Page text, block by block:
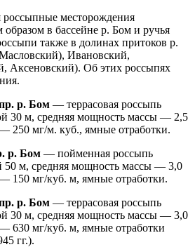
россыпные месторождения
в бассейне р. Бом и ручья
также в долинах притоков р.
Ивановский,
Аксеновский). Об этих россыпях
р. Бом — террасовая россыпь
30 м, средняя мощность массы — 2,5
250 мг/м. куб., ямные отработки.
р. Бом — пойменная россыпь
м, средняя мощность массы — 3,0
150 мг/куб. м, ямные отработки.
р. Бом — террасовая россыпь
30 м, средняя мощность массы — 3,0
630 мг/куб. м, ямные отработки
гг.).